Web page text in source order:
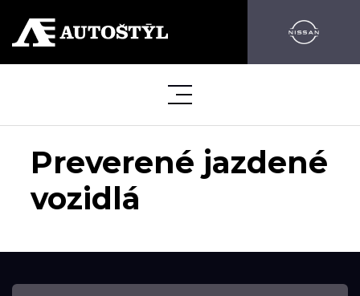
Preverené jazdené
vozidlá